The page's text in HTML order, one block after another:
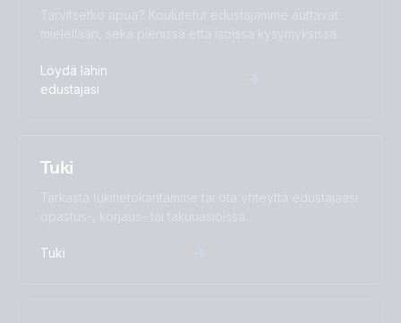
Tarvitsetko apua? Koulutetut edustajamme auttavat
mielellään, sekä pienissä että isoissa kysymyksissä.
Löydä lähin
edustajasi
Tuki
Tarkasta tukitietokantamme tai ota yhteyttä edustajaasi
opastus-, korjaus- tai takuuasioissa.
Tuki